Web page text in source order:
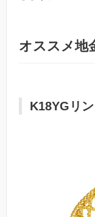
オススメ地
K18YGリ